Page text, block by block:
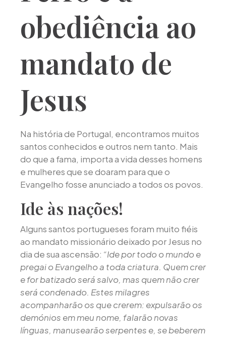
obediência ao
mandato de
Jesus
Na história de Portugal, encontramos muitos
santos conhecidos e outros nem tanto. Mais
do que a fama, importa a vida desses homens
e mulheres que se doaram para que o
Evangelho fosse anunciado a todos os povos.
Ide às nações!
Alguns santos portugueses foram muito fiéis
ao mandato missionário deixado por Jesus no
dia de sua ascensão: “Ide por todo o mundo e
pregai o Evangelho a toda criatura. Quem crer
e for batizado será salvo, mas quem não crer
será condenado. Estes milagres
acompanharão os que crerem: expulsarão os
demónios em meu nome, falarão novas
línguas, manusearão serpentes e, se beberem